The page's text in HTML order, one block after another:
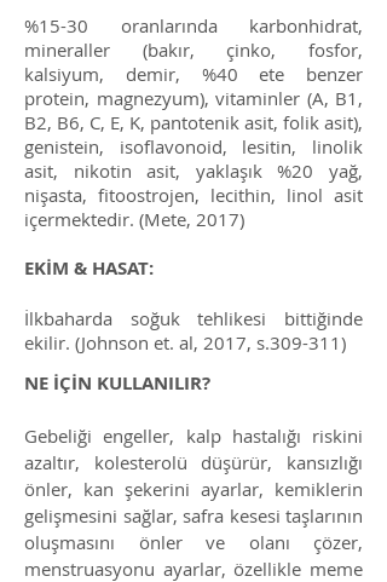
%15-30 oranlarında karbonhidrat,
mineraller (bakır, çinko, fosfor,
kalsiyum, demir, %40 ete benzer
protein, magnezyum), vitaminler (A, B1,
B2, B6, C, E, K, pantotenik asit, folik asit),
genistein, isoflavonoid, lesitin, linolik
asit, nikotin asit, yaklaşık %20 yağ,
nişasta, fitoostrojen, lecithin, linol asit
içermektedir. (Mete, 2017)
EKİM & HASAT:
İlkbaharda soğuk tehlikesi bittiğinde
ekilir. (Johnson et. al, 2017, s.309-311)
NE İÇİN KULLANILIR?
Gebeliği engeller, kalp hastalığı riskini
azaltır, kolesterolü düşürür, kansızlığı
önler, kan şekerini ayarlar, kemiklerin
gelişmesini sağlar, safra kesesi taşlarının
oluşmasını önler ve olanı çözer,
menstruasyonu ayarlar, özellikle meme